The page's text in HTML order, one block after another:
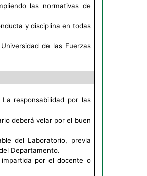
las normativas de
y disciplina en todas
de las Fuerzas
responsabilidad por las
deberá velar por el buen
del Laboratorio, previa
Departamento.
por el docente o